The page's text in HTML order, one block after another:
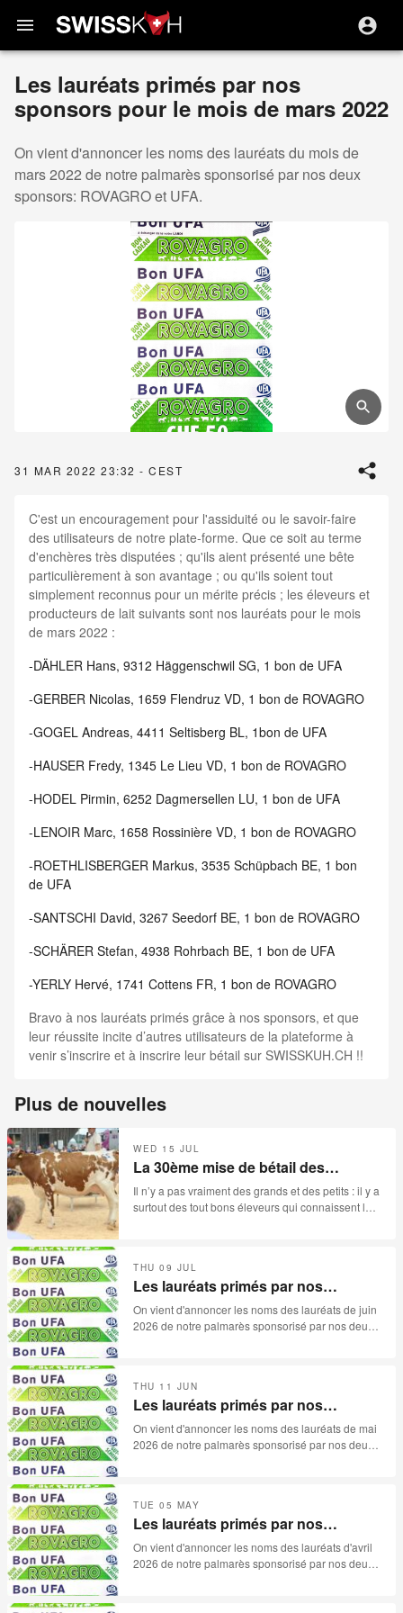
menu
Les lauréats primés par nos
sponsors pour le mois de mars 2022
On vient d'annoncer les noms des lauréats du mois de
mars 2022 de notre palmarès sponsorisé par nos deux
sponsors: ROVAGRO et UFA.
31 MAR 2022 23:32 - CEST
C'est un encouragement pour l'assiduité ou le savoir-faire
des utilisateurs de notre plate-forme. Que ce soit au terme
d'enchères très disputées ; qu'ils aient présenté une bête
particulièrement à son avantage ; ou qu'ils soient tout
simplement reconnus pour un mérite précis ; les éleveurs et
producteurs de lait suivants sont nos lauréats pour le mois
de mars 2022 :
-DÄHLER Hans, 9312 Häggenschwil SG, 1 bon de UFA
-GERBER Nicolas, 1659 Flendruz VD, 1 bon de ROVAGRO
-GOGEL Andreas, 4411 Seltisberg BL, 1bon de UFA
-HAUSER Fredy, 1345 Le Lieu VD, 1 bon de ROVAGRO
-HODEL Pirmin, 6252 Dagmersellen LU, 1 bon de UFA
-LENOIR Marc, 1658 Rossinière VD, 1 bon de ROVAGRO
-ROETHLISBERGER Markus, 3535 Schüpbach BE, 1 bon
de UFA
-SANTSCHI David, 3267 Seedorf BE, 1 bon de ROVAGRO
-SCHÄRER Stefan, 4938 Rohrbach BE, 1 bon de UFA
-YERLY Hervé, 1741 Cottens FR, 1 bon de ROVAGRO
Bravo à nos lauréats primés grâce à nos sponsors, et que
leur réussite incite d’autres utilisateurs de la plateforme à
venir s’inscrire et à inscrire leur bétail sur SWISSKUH.CH !!
Plus de nouvelles
WED 15 JUL
La 30ème mise de bétail des
Reussilles- 15.07.2026
Il n’y a pas vraiment des grands et des petits : il y a
surtout des tout bons éleveurs qui connaissent leur
sécheresse s’est invitée aux festivités de la «
30ème mise des Reussilles ». Catalogue de 78
lots, avec quelques absences, et surtout beaucoup
trop d’invendues, les paysans jurassiens ne
méritaient pas ça.
THU 09 JUL
Les lauréats primés par nos
sponsors pour le mois de juin 2026
On vient d'annoncer les noms des lauréats de juin
2026 de notre palmarès sponsorisé par nos deux
THU 11 JUN
Les lauréats primés par nos
sponsors pour le mois de mai 2026
On vient d'annoncer les noms des lauréats de mai
2026 de notre palmarès sponsorisé par nos deux
TUE 05 MAY
Les lauréats primés par nos
sponsors pour le mois d'avril 2026
On vient d'annoncer les noms des lauréats d'avril
2026 de notre palmarès sponsorisé par nos deux